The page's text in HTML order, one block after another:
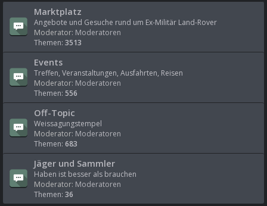
Marktplatz
Angebote und Gesuche rund um Ex-Militär Land-Rover
Moderator: Moderatoren
Themen: 3513
Events
Treffen, Veranstaltungen, Ausfahrten, Reisen
Moderator: Moderatoren
Themen: 556
Off-Topic
Weissagungstempel
Moderator: Moderatoren
Themen: 683
Jäger und Sammler
Haben ist besser als brauchen
Moderator: Moderatoren
Themen: 36